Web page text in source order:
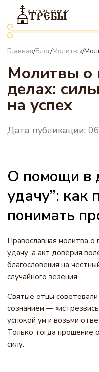
онлайн сервис
ТРЕБЫ
Главная/Блог/Молитвы/
Молитвы о
делах:
на успех
Дата публикации:
О помощи в
удачу”: как
понимать
Православная молитва
удачу, а акт доверия
благословения на
случайного везения.
Святые отцы
сознанием —
успокой ум и возьми
Только тогда прошение
силу.